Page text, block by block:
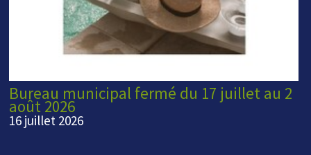
Bureau municipal fermé du 17 juillet au 2
août 2026
16 juillet 2026